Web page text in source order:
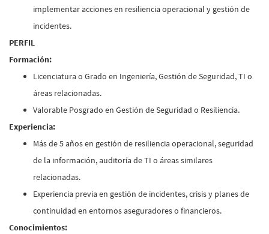
implementar acciones en resiliencia operacional y gestión de
incidentes.
PERFIL
Formación:
Licenciatura o Grado en Ingeniería, Gestión de Seguridad, TI o
áreas relacionadas.
Valorable Posgrado en Gestión de Seguridad o Resiliencia.
Experiencia:
Más de 5 años en gestión de resiliencia operacional, seguridad
de la información, auditoría de TI o áreas similares
relacionadas.
Experiencia previa en gestión de incidentes, crisis y planes de
continuidad en entornos aseguradores o financieros.
Conocimientos: